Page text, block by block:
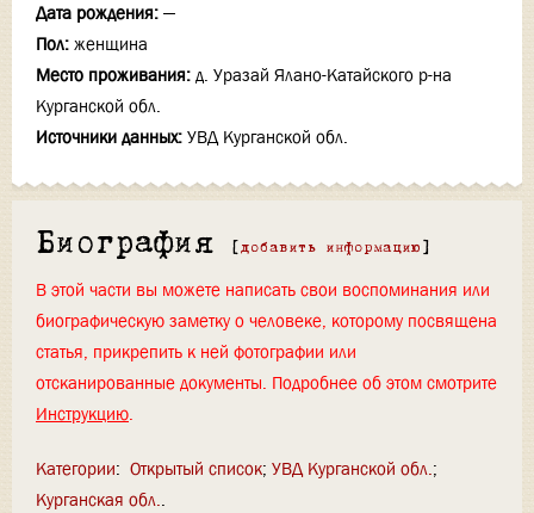
Дата рождения: —
Пол: женщина
Место проживания: д. Уразай Ялано-Катайского р-на
Курганской обл.
Источники данных: УВД Курганской обл.
Биография [ добавить информацию ]
В этой части вы можете написать свои воспоминания или
биографическую заметку о человеке, которому посвящена
статья, прикрепить к ней фотографии или
отсканированные документы. Подробнее об этом смотрите
Инструкцию.
Категории: Открытый список УВД Курганской обл.
Курганская обл.